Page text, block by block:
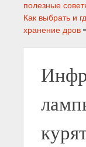
полезные
Как выбрать и
хранение дров